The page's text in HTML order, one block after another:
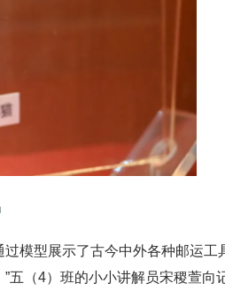
型展示了古今中外各种邮运工
五（4）班的小小讲解员宋稷萱向